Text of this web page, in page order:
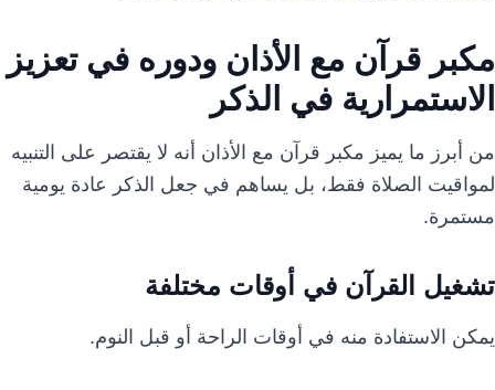
مكبر قرآن مع الأذان ودوره في تعزيز
الاستمرارية في الذكر
من أبرز ما يميز مكبر قرآن مع الأذان أنه لا يقتصر على التنبيه
لمواقيت الصلاة فقط، بل يساهم في جعل الذكر عادة يومية
مستمرة.
تشغيل القرآن في أوقات مختلفة
يمكن الاستفادة منه في أوقات الراحة أو قبل النوم.